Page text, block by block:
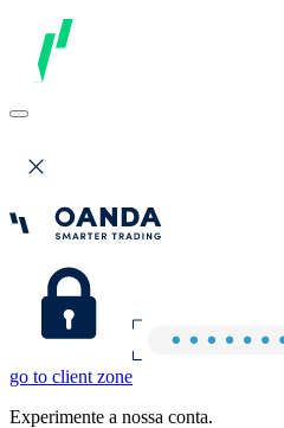
go to client zone
Experimente a nossa conta.